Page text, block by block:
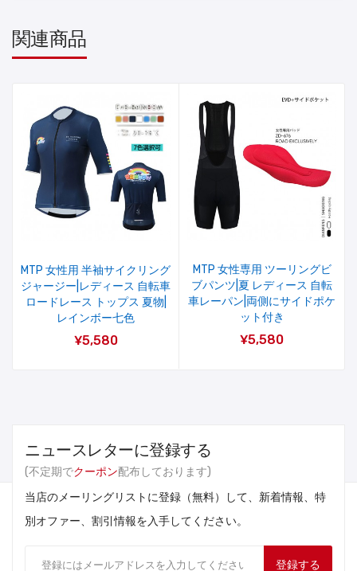
関連商品
MTP 女性用 半袖サイクリング
ジャージー|レディース 自転車
ロードレース トップス 夏物|
レインボー七色
¥5,580
MTP 女性専用 ツーリングビ
ブパンツ|夏 レディース 自転
車レーパン|両側にサイドポケ
ット付き
¥5,580
ニュースレターに登録する
(不定期でクーポン配布しております)
当店のメーリングリストに登録（無料）して、新着情報、特
別オファー、割引情報を入手してください。
登録する